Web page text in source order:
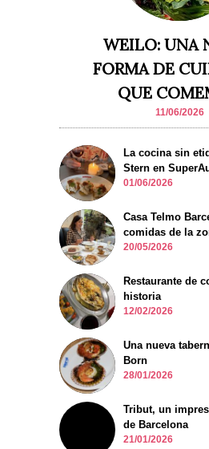
WEILO: UNA
FORMA DE
QUE
11/06/2026
La cocina sin
Stern en
01/06/2026
Casa Telmo
comidas de la
20/05/2026
Restaurante de
historia
12/02/2026
Una nueva
Born
28/01/2026
Tribut, un
de Barcelona
21/01/2026